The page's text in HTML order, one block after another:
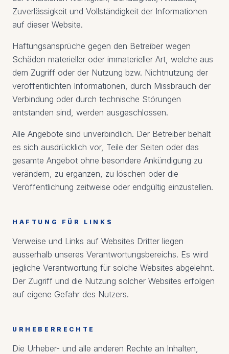
Zuverlässigkeit und Vollständigkeit der Informationen
auf dieser Website.
Haftungsansprüche gegen den Betreiber wegen
Schäden materieller oder immaterieller Art, welche aus
dem Zugriff oder der Nutzung bzw. Nichtnutzung der
veröffentlichten Informationen, durch Missbrauch der
Verbindung oder durch technische Störungen
entstanden sind, werden ausgeschlossen.
Alle Angebote sind unverbindlich. Der Betreiber behält
es sich ausdrücklich vor, Teile der Seiten oder das
gesamte Angebot ohne besondere Ankündigung zu
verändern, zu ergänzen, zu löschen oder die
Veröffentlichung zeitweise oder endgültig einzustellen.
HAFTUNG FÜR LINKS
Verweise und Links auf Websites Dritter liegen
ausserhalb unseres Verantwortungsbereichs. Es wird
jegliche Verantwortung für solche Websites abgelehnt.
Der Zugriff und die Nutzung solcher Websites erfolgen
auf eigene Gefahr des Nutzers.
URHEBERRECHTE
Die Urheber- und alle anderen Rechte an Inhalten,